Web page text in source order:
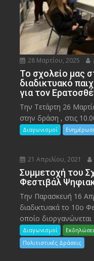
28 Μαρτίου, 2025
To σχολείο μας
διαδικτυακό
για τον
Την Τετάρτη 26
στην δράση , στις
Διαγωνισμοί
21 Απριλίου, 2021
Συμμετοχή του
Φεστιβάλ
Την Παρασκευή 16
διαδικτυακά το 10ο
οποίο διοργανώνεται
Διαγωνισμοί
Πολιτιστικές Δράσεις